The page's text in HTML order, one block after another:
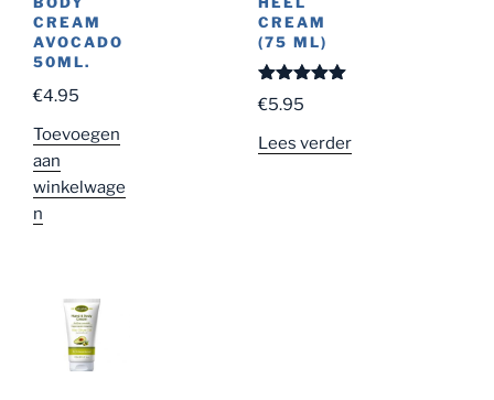
CREAM
AVOCADO
50ML.
€4.95
Toevoegen
aan
winkelwage
n
CREAM
(75 ML)
Gewaardeer
d5.00
€5.95
Lees verder